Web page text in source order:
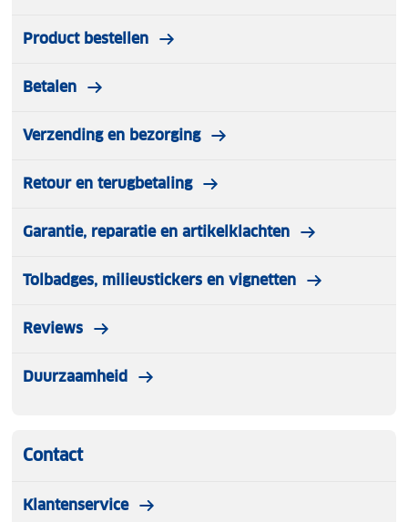
Product bestellen
Betalen
Verzending en bezorging
Retour en terugbetaling
Garantie, reparatie en artikelklachten
Tolbadges, milieustickers en vignetten
Reviews
Duurzaamheid
Contact
Klantenservice